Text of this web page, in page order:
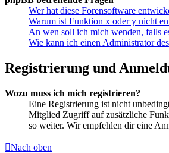
Wer hat diese Forensoftware
Warum ist Funktion x oder y nicht
An wen soll ich mich wenden, falls
Wie kann ich einen Administrator
Registrierung und
Wozu muss ich mich registrieren?
Eine Registrierung ist nicht
Mitglied Zugriff auf zusätzliche
so weiter. Wir empfehlen dir eine
Nach oben